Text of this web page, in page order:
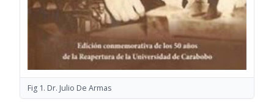
Fig 1. Dr. Julio De Armas